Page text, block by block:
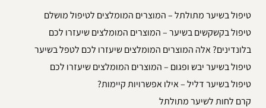
טיפול בשיער מתולתל – המוצרים המומלצים לטיפול מושלם
טיפול בקשקשים בשיער – המוצרים המומלצים שיעזרו לכם
בלונדינים? אלה המוצרים המומלצים שיעזרו לכם לטפל בשיער
טיפול בשיער יבש ופגום – המוצרים המומלצים שיעזרו לכם
טיפול בשיער דליל – אילו אפשרויות קיימות?
קרם לחות לשיער מתולתל